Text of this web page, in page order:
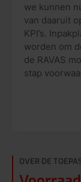
we kunnen
van daaruit
KPI’s.
worden om
de RAVAS
stap
OVER DE